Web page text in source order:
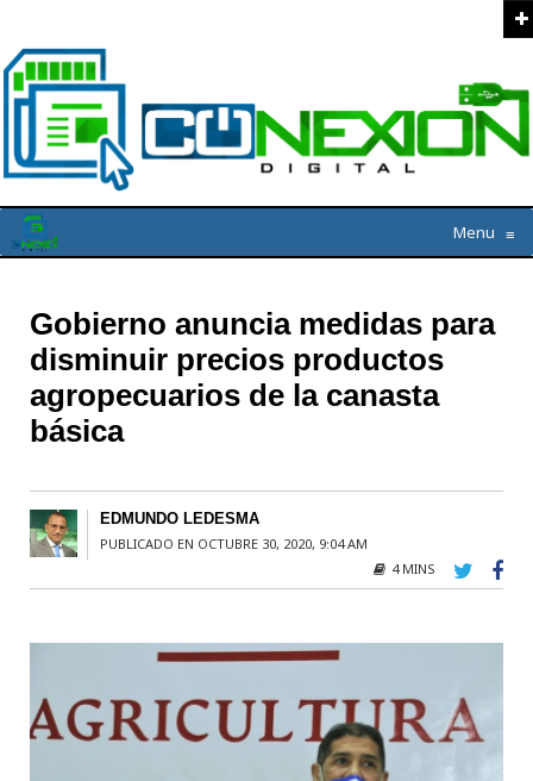
Menu ≡
Gobierno anuncia medidas para
disminuir precios productos
agropecuarios de la canasta
básica
EDMUNDO LEDESMA
PUBLICADO EN OCTUBRE 30, 2020, 9:04 AM
4 MINS